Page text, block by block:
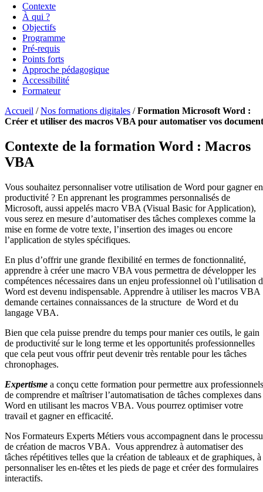
Contexte
À qui ?
Objectifs
Programme
Pré-requis
Points forts
Approche pédagogique
Accessibilité
Formateur
Accueil /Nos formations digitales /Formation Microsoft Word :
Créer et utiliser des macros VBA pour automatiser vos
Contexte de la formation Word : Macros
VBA
Vous souhaitez personnaliser votre utilisation de Word pour gagner en
productivité ? En apprenant les programmes personnalisés de
Microsoft, aussi appelés macro VBA (Visual Basic for Application),
vous serez en mesure d’automatiser des tâches complexes comme la
mise en forme de votre texte, l’insertion des images ou encore
l’application de styles spécifiques.
En plus d’offrir une grande flexibilité en termes de fonctionnalité,
apprendre à créer une macro VBA vous permettra de développer les
compétences nécessaires dans un enjeu professionnel où l’utilisation
Word est devenu indispensable. Apprendre à utiliser les macros VBA
demande certaines connaissances de la structure de Word et du
langage VBA.
Bien que cela puisse prendre du temps pour manier ces outils, le gain
de productivité sur le long terme et les opportunités professionnelles
que cela peut vous offrir peut devenir très rentable pour les tâches
chronophages.
Expertisme a conçu cette formation pour permettre aux professionnels
de comprendre et maîtriser l’automatisation de tâches complexes dans
Word en utilisant les macros VBA. Vous pourrez optimiser votre
travail et gagner en efficacité.
Nos Formateurs Experts Métiers vous accompagnent dans le
de création de macros VBA. Vous apprendrez à automatiser des
tâches répétitives telles que la création de tableaux et de graphiques, à
personnaliser les en-têtes et les pieds de page et créer des formulaires
interactifs.